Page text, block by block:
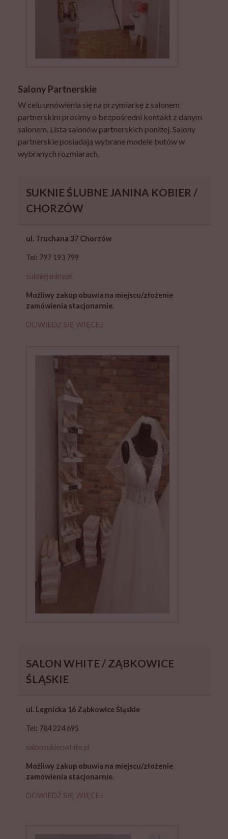
Salony Partnerskie
W celu umówienia się na przymiarkę z salonem
partnerskim prosimy o bezpośredni kontakt z danym
salonem. Lista salonów partnerskich poniżej. Salony
partnerskie posiadają wybrane modele butów w
wybranych rozmiarach.
SUKNIE ŚLUBNE JANINA KOBIER /
CHORZÓW
ul. Truchana 37 Chorzów
Tel: 797 193 799
sukniejaniny.pl
Możliwy zakup obuwia na miejscu/złożenie
zamówienia stacjonarnie.
DOWIEDZ SIĘ WIĘCEJ
SALON WHITE / ZĄBKOWICE
ŚLĄSKIE
ul. Legnicka 16 Ząbkowice Śląskie
Tel: 784 224 695
salonsukienwhite.pl
Możliwy zakup obuwia na miejscu/złożenie
zamówienia stacjonarnie.
DOWIEDZ SIĘ WIĘCEJ